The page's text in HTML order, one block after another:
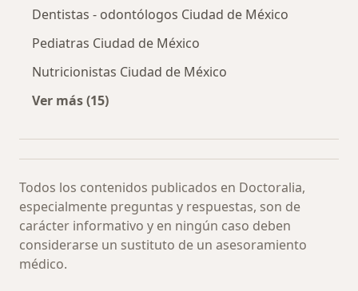
Dentistas - odontólogos Ciudad de México
Pediatras Ciudad de México
Nutricionistas Ciudad de México
Ver más (15)
Todos los contenidos publicados en Doctoralia,
especialmente preguntas y respuestas, son de
carácter informativo y en ningún caso deben
considerarse un sustituto de un asesoramiento
médico.